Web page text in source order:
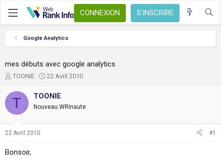
CONNEXION S'INSCRIRE
Google Analytics
mes débuts avec google analytics
A
t
d
a
TOONIE
D
t
d
22 Avril 2010
T TOONIE
Nouveau WRInaute
22 Avril 2010 #1
Bonsoir,